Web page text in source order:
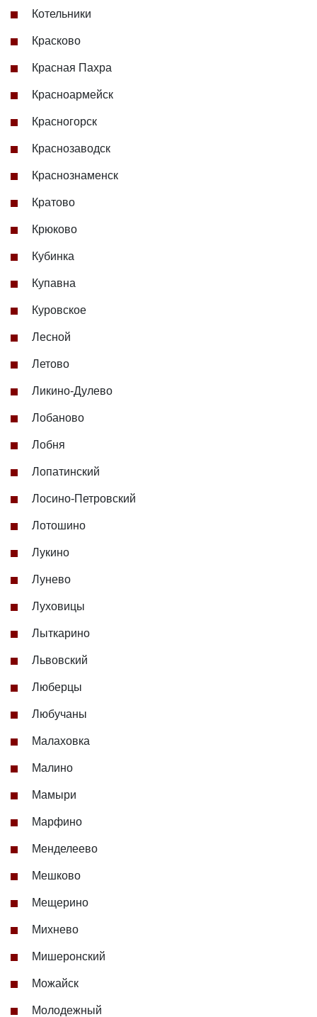
Котельники
Красково
Красная Пахра
Красноармейск
Красногорск
Краснозаводск
Краснознаменск
Кратово
Крюково
Кубинка
Купавна
Куровское
Лесной
Летово
Ликино-Дулево
Лобаново
Лобня
Лопатинский
Лосино-Петровский
Лотошино
Лукино
Лунево
Луховицы
Лыткарино
Львовский
Люберцы
Любучаны
Малаховка
Малино
Мамыри
Марфино
Менделеево
Мешково
Мещерино
Михнево
Мишеронский
Можайск
Молодежный